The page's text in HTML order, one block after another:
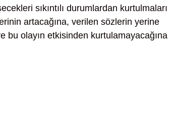
sıkıntılı durumlardan kurtulmaları
artacağına, verilen sözlerin yerine
bu olayın etkisinden kurtulamayacağına